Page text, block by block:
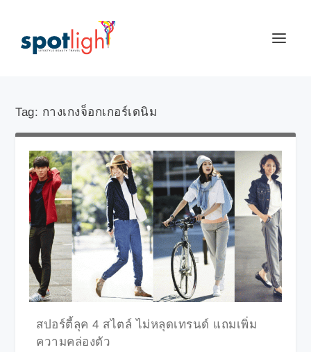
Tag: กางเกงจ็อกเกอร์เดนิม
สปอร์ตี้ลุค 4 สไตล์ ไม่หลุดเทรนด์ แถมเพิ่ม
ความคล่องตัว